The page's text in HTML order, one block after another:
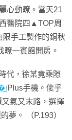
心動瞭。當天21
醫院四▲TOP周
手工製作的銅秋
瞭一賓館開房。
代，徐某竟乘隙
Plus手機。傻乎
氣又末路，選擇
夢。 （P.193）